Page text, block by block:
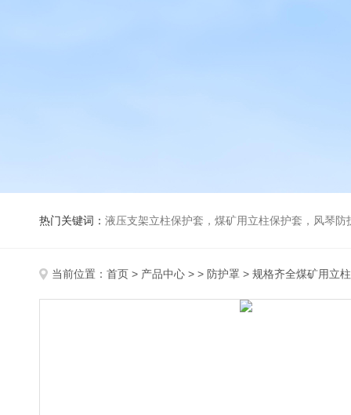
热门关键词： 液压支架立柱保护套，煤矿用立柱保护套，风琴
当前位置： 首页 > 产品中心 > > 防护罩 > 规格齐全煤矿用立